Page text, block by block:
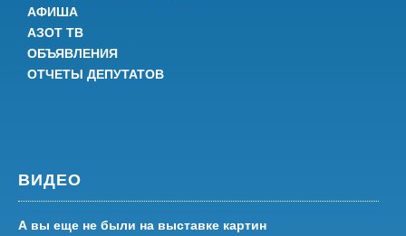
АФИША
АЗОТ ТВ
ОБЪЯВЛЕНИЯ
ОТЧЕТЫ ДЕПУТАТОВ
ВИДЕО
А вы еще не были на выставке картин